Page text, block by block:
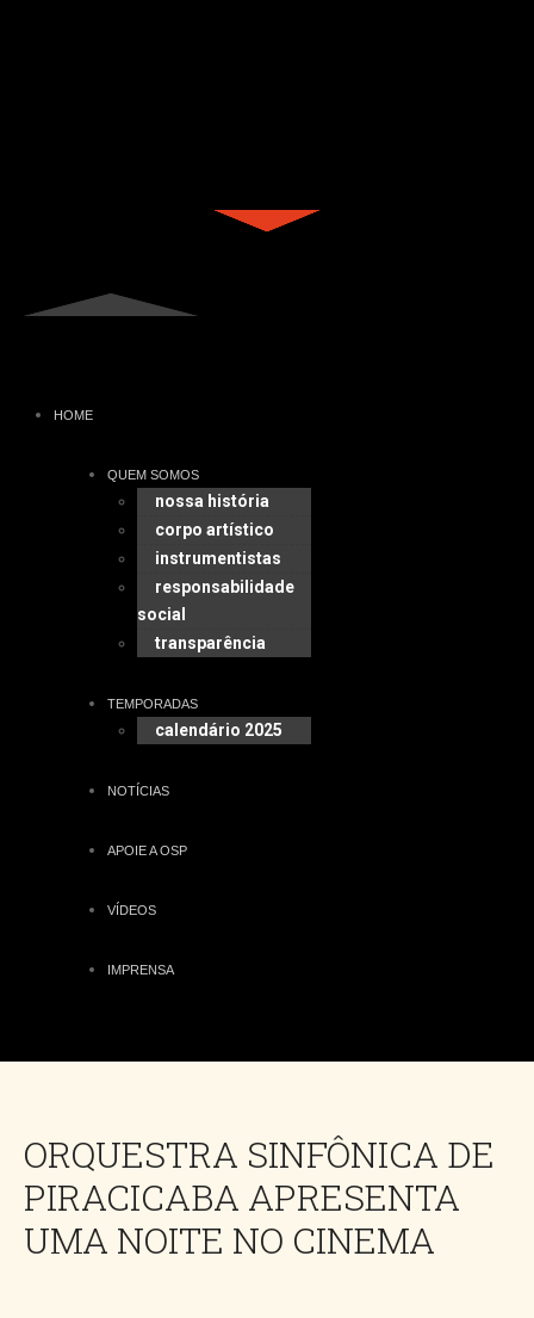
HOME
QUEM SOMOS
nossa história
corpo artístico
instrumentistas
responsabilidade
social
transparência
TEMPORADAS
calendário 2025
NOTÍCIAS
APOIE A OSP
VÍDEOS
IMPRENSA
ORQUESTRA SINFÔNICA DE
PIRACICABA APRESENTA
UMA NOITE NO CINEMA